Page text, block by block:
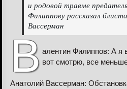
и родовой травме
Филиппову рассказал
Вассерман
В алентин Филиппов: А я
вот смотрю, все
Анатолий Вассерман: